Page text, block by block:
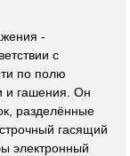
-
с
по полю
и гашения. Он
разделённые
гасящий
электронный